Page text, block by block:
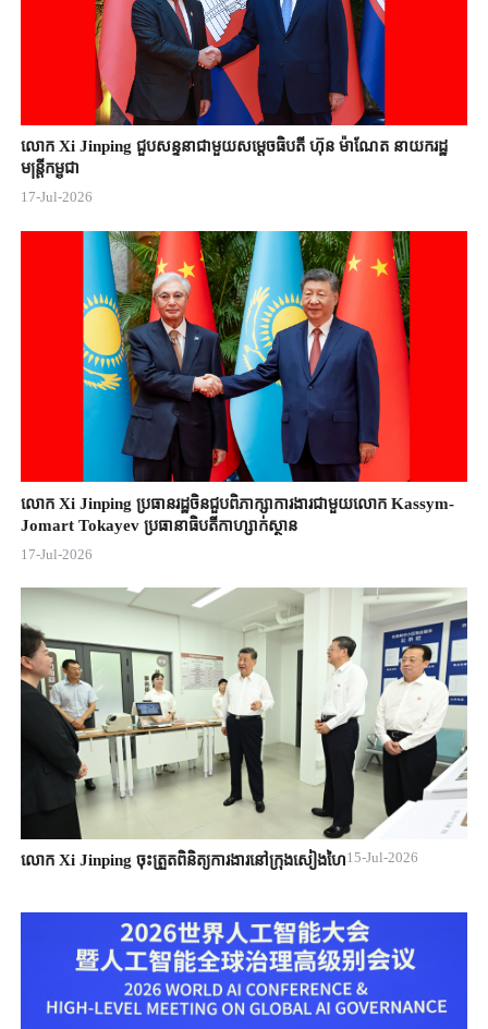
លោក Xi Jinping ជួបសន្ទនាជាមួយសម្តេចធិបតី ហ៊ុន ម៉ាណែត នាយករដ្ឋ
មន្ត្រីកម្ពុជា
17-Jul-2026
លោក Xi Jinping ប្រធានរដ្ឋចិន​ជួបពិភាក្សា​ការងារជាមួយ​លោក Kassym-
Jomart ​Tokayev ​ប្រធានាធិបតី​កាហ្សាក់ស្ថាន​
17-Jul-2026
លោក Xi Jinping ចុះត្រួតពិនិត្យការងារនៅក្រុងសៀងហៃ15-Jul-2026